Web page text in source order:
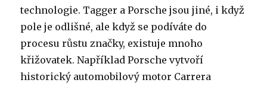
technologie. Tagger a Porsche jsou jiné, i když
pole je odlišné, ale když se podíváte do
procesu růstu značky, existuje mnoho
křižovatek. Například Porsche vytvoří
historický automobilový motor Carrera